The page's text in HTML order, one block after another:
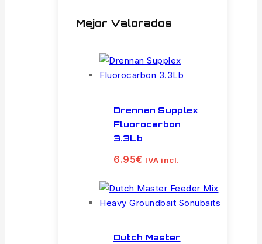
Mejor Valorados
Drennan Supplex
Fluorocarbon
3.3Lb
6.95€ IVA incl.
Dutch Master